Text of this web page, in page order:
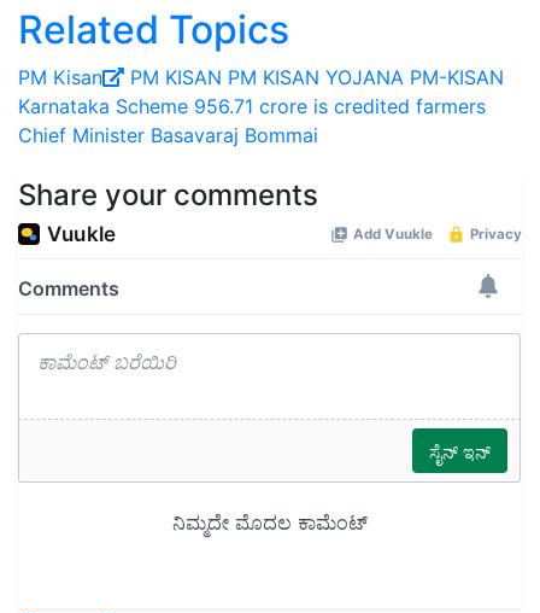
Related Topics
PM Kisan PM KISAN PM KISAN YOJANA PM-KISAN
Karnataka Scheme 956.71 crore is credited farmers
Chief Minister Basavaraj Bommai
Share your comments